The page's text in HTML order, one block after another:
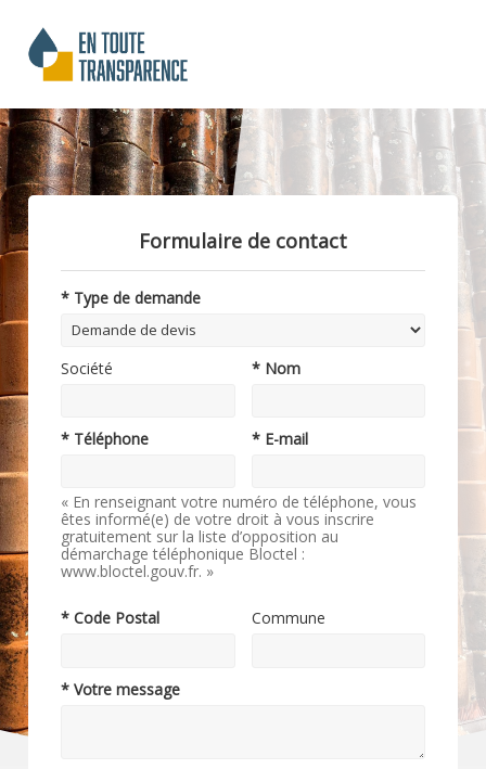
Formulaire de contact
* Type de demande
Société * Nom
* Téléphone * E-mail
« En renseignant votre numéro de téléphone, vous
êtes informé(e) de votre droit à vous inscrire
gratuitement sur la liste d’opposition au
démarchage téléphonique Bloctel :
www.bloctel.gouv.fr. »
* Code Postal Commune
* Votre message